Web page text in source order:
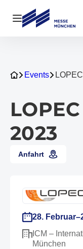
Navigation öffnen
Events
2023
Anfahrt
28.
ICM –
München